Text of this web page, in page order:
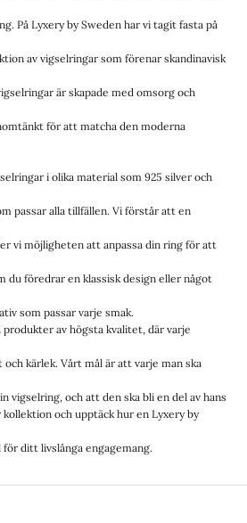
På Lyxery by Sweden har vi tagit fasta på
av vigselringar som förenar skandinavisk
är skapade med omsorg och
för att matcha den moderna
i olika material som 925 silver och
passar alla tillfällen. Vi förstår att en
vi möjligheten att anpassa din ring för att
du föredrar en klassisk design eller något
som passar varje smak.
av högsta kvalitet, där varje
kärlek. Vårt mål är att varje man ska
vigselring, och att den ska bli en del av hans
och upptäck hur en Lyxery by
ditt livslånga engagemang.